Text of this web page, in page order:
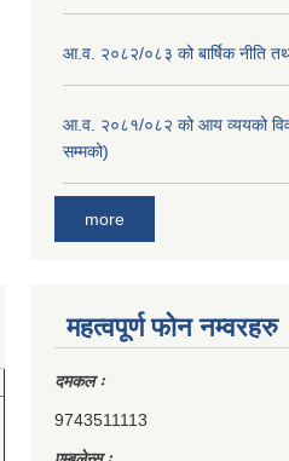
आ.व. २०८२/०८३ को बार्षिक नीति
आ.व. २०८१/०८२ को आय व्ययको
सम्मको)
more
महत्वपूर्ण फोन नम्वरहरु
दमकल ः
9743511113